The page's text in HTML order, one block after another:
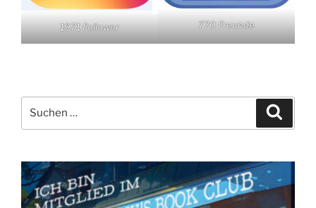
1971 Follower 770 Freunde
nach: